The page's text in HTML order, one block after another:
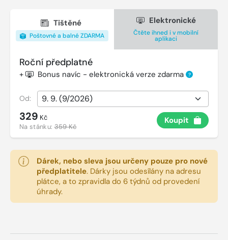
Tištěné
Poštovné a balné ZDARMA
Elektronické
Čtěte ihned i v mobilní
aplikaci
Roční předplatné
+ Bonus navíc - elektronická verze zdarma ?
Od:
329 Kč
Na stánku:359 Kč
Koupit
Dárek, nebo sleva jsou určeny pouze pro nové
předplatitele. Dárky jsou odesílány na adresu
plátce, a to zpravidla do 6 týdnů od provedení
úhrady.